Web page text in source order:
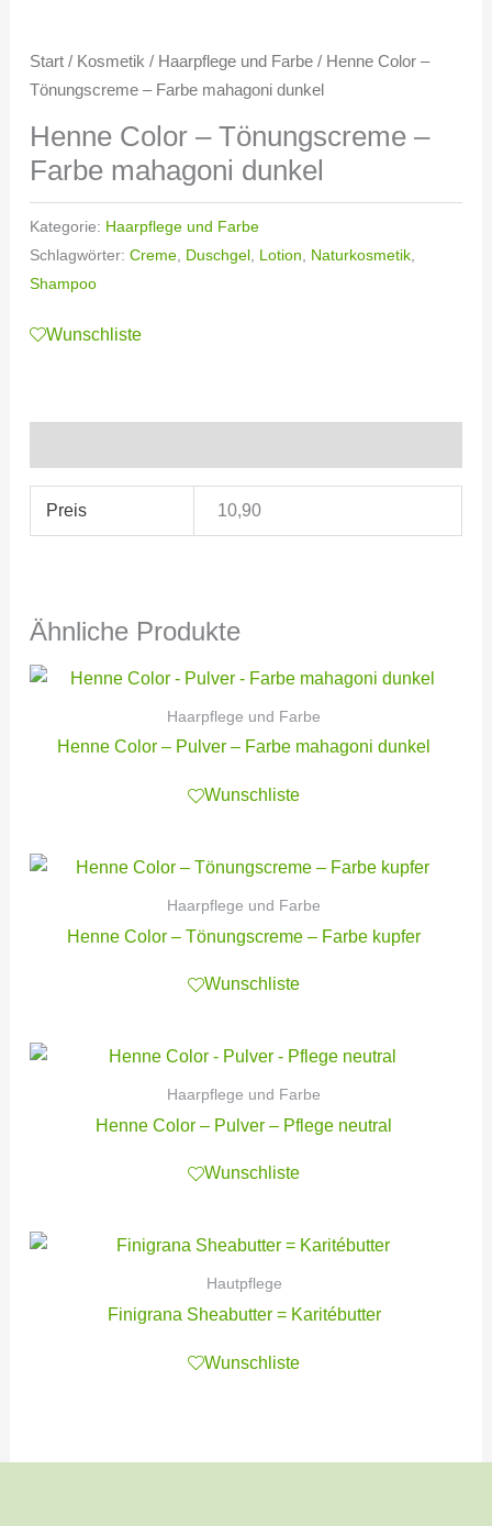
Start/ Kosmetik / Haarpflege und Farbe/ Henne Color –
Tönungscreme – Farbe mahagoni dunkel
Henne Color – Tönungscreme –
Farbe mahagoni dunkel
Kategorie: Haarpflege und Farbe
Schlagwörter: Creme, Duschgel, Lotion Naturkosmetik,
Shampoo
Wunschliste
Preis 10,90
Ähnliche Produkte
Haarpflege und Farbe
Henne Color – Pulver – Farbe mahagoni dunkel
Wunschliste
Haarpflege und Farbe
Henne Color – Tönungscreme – Farbe kupfer
Wunschliste
Haarpflege und Farbe
Henne Color – Pulver – Pflege neutral
Wunschliste
Hautpflege
Finigrana Sheabutter = Karitébutter
Wunschliste